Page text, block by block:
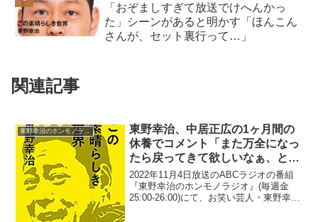
「おぞましすぎて放送でけへんかっ
た」シーンがあると明かす「ほんこん
さんが、セット裏行って…」
関連記事
東野幸治のホンモノラジオ
東野幸治、中居正広の1ヶ月間の
休養でコメント「また万全になっ
たら戻ってきて欲しいなぁ、と思
っております」
2022年11月4日放送のABCラジオの番組
『東野幸治のホンモノラジオ』(毎週金
25:00-26:00)にて、お笑い芸人・東野幸治